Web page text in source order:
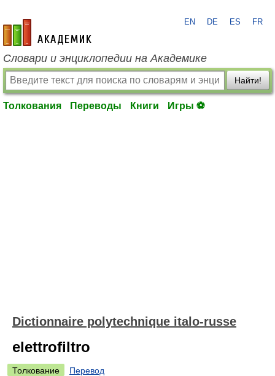
academic.ru
EN DE ES FR
Словари и энциклопедии на Академике
Найти!
Толкования Переводы Книги Игры ⚽
Dictionnaire polytechnique italo-russe
elettrofiltro
Толкование
Перевод